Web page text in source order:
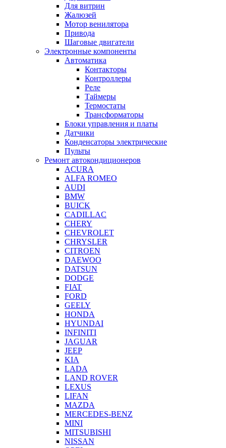
Для витрин
Жалюзей
Мотор венилятора
Привода
Шаговые двигатели
Электронные компоненты
Автоматика
Контакторы
Контроллеры
Реле
Таймеры
Термостаты
Трансформаторы
Блоки управления и платы
Датчики
Конденсаторы электрические
Пульты
Ремонт автокондиционеров
ACURA
ALFA ROMEO
AUDI
BMW
BUICK
CADILLAC
CHERY
CHEVROLET
CHRYSLER
CITROEN
DAEWOO
DATSUN
DODGE
FIAT
FORD
GEELY
HONDA
HYUNDAI
INFINITI
JAGUAR
JEEP
KIA
LADA
LAND ROVER
LEXUS
LIFAN
MAZDA
MERCEDES-BENZ
MINI
MITSUBISHI
NISSAN